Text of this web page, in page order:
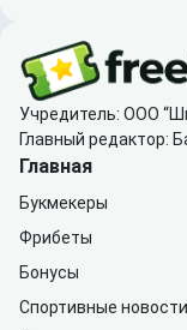
Учредитель: ООО
Главный редактор:
Главная
Букмекеры
Фрибеты
Бонусы
Спортивные новости